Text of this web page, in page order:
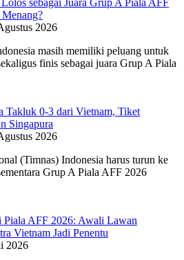
sebagai Juara Grup A Piala AFF
2026
masih memiliki peluang untuk
finis sebagai juara Grup A Piala
Takluk 0-3 dari Vietnam, Tiket
Singapura
2026
(Timnas) Indonesia harus turun ke
Grup A Piala AFF 2026
Piala AFF 2026: Awali Lawan
Vietnam Jadi Penentu
2026